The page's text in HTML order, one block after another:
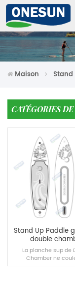
Maison Stand
CATÉGORIES
Stand Up Paddle
double
La planche sup de
Chamber ne
immédiatement